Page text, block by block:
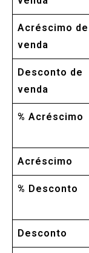
Acréscimo de
venda
Desconto de
venda
% Acréscimo
Acréscimo
% Desconto
Desconto